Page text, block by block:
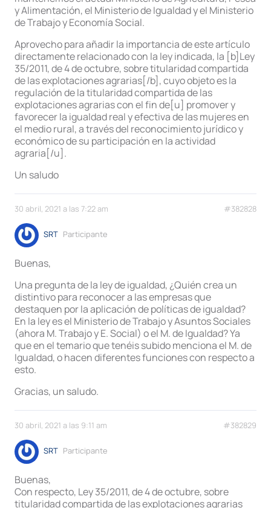
y Alimentación, el Ministerio de Igualdad y el Ministerio
de Trabajo y Economía Social.
Aprovecho para añadir la importancia de este artículo
directamente relacionado con la ley indicada, la [b]Ley
35/2011, de 4 de octubre, sobre titularidad compartida
de las explotaciones agrarias[/b], cuyo objeto es la
regulación de la titularidad compartida de las
explotaciones agrarias con el fin de[u] promover y
favorecer la igualdad real y efectiva de las mujeres en
el medio rural, a través del reconocimiento jurídico y
económico de su participación en la actividad
agraria[/u].
Un saludo
30 abril, 2021 a las 7:22 am #382828
SRT Participante
Buenas,
Una pregunta de la ley de igualdad, ¿Quién crea un
distintivo para reconocer a las empresas que
destaquen por la aplicación de políticas de igualdad?
En la ley es el Ministerio de Trabajo y Asuntos Sociales
(ahora M. Trabajo y E. Social) o el M. de Igualdad? Ya
que en el temario que tenéis subido menciona el M. de
Igualdad, o hacen diferentes funciones con respecto a
esto.
Gracias, un saludo.
30 abril, 2021 a las 9:11 am #382829
SRT Participante
Buenas,
Con respecto, Ley 35/2011, de 4 de octubre, sobre
titularidad compartida de las explotaciones agrarias